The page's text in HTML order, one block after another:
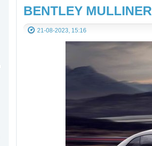
BENTLEY
21-08-2023, 15:16